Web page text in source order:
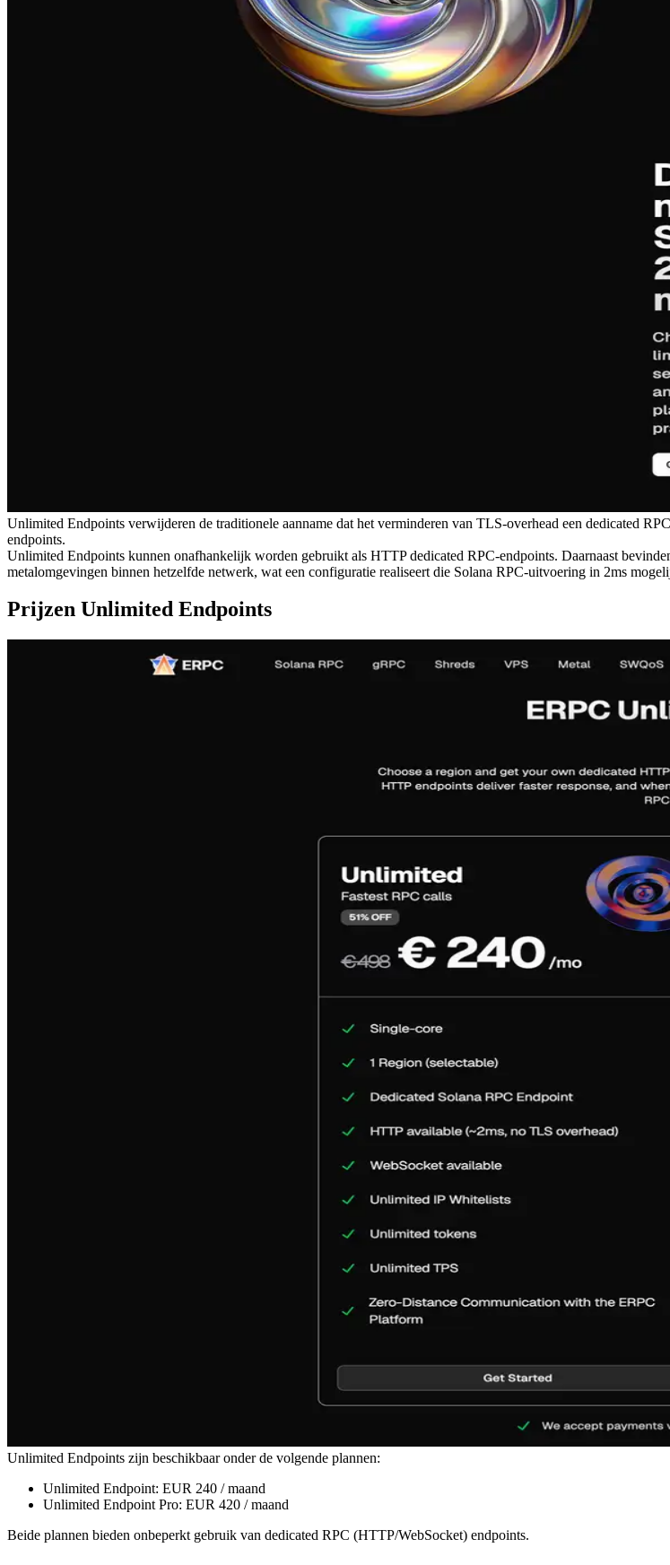
Unlimited Endpoints verwijderen de traditionele aanname dat het verminderen van TLS-overhead een dedicated
endpoints.
Unlimited Endpoints kunnen onafhankelijk worden gebruikt als HTTP dedicated RPC-endpoints. Daarnaast
metalomgevingen binnen hetzelfde netwerk, wat een configuratie realiseert die Solana RPC-uitvoering in 2ms
Prijzen Unlimited Endpoints
Unlimited Endpoints zijn beschikbaar onder de volgende plannen:
Unlimited Endpoint: EUR 240 / maand
Unlimited Endpoint Pro: EUR 420 / maand
Beide plannen bieden onbeperkt gebruik van dedicated RPC (HTTP/WebSocket) endpoints.